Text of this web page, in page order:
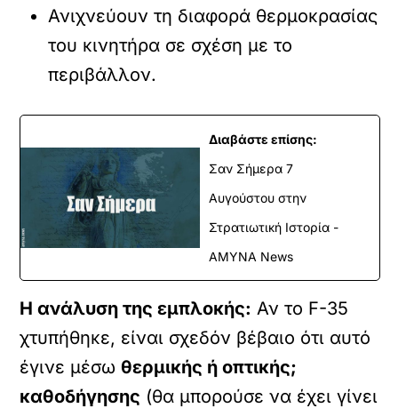
Ανιχνεύουν τη διαφορά θερμοκρασίας
του κινητήρα σε σχέση με το
περιβάλλον.
Διαβάστε επίσης:
Σαν Σήμερα 7
Αυγούστου στην
Στρατιωτική Ιστορία -
ΑΜΥΝΑ News
Η ανάλυση της εμπλοκής: Αν το F-35
χτυπήθηκε, είναι σχεδόν βέβαιο ότι αυτό
έγινε μέσω θερμικής ή οπτικής;
καθοδήγησης (θα μπορούσε να έχει γίνει